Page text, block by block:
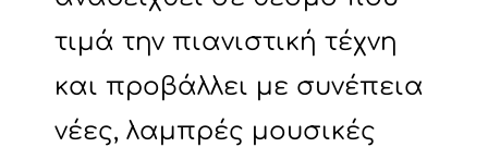
τιμά την πιανιστική τέχνη
και προβάλλει με συνέπεια
νέες, λαμπρές μουσικές